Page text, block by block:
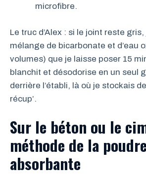
microfibre.
Le truc d’Alex : si le joint reste
mélange de bicarbonate et d’eau
volumes) que je laisse poser 15
blanchit et désodorise en un seul
derrière l’établi, là où je stockais
récup’.
Sur le béton ou le
méthode de la poudre
absorbante